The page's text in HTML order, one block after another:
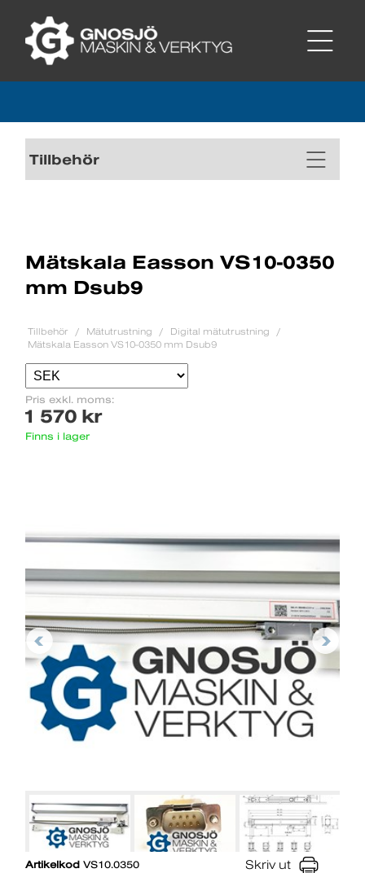
Tillbehör
Mätskala Easson VS10-0350
mm Dsub9
Tillbehör Mätutrustning
Digital mätutrustning
Mätskala Easson VS10-0350 mm Dsub9
Pris exkl. moms:
1 570 kr
Finns i lager
Artikelkod VS10.0350 Skriv ut